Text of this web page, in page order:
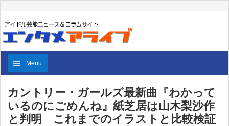
Menu
カントリー・ガールズ最新曲『わかって
いるのにごめんね』紙芝居は山木梨沙作
と判明 これまでのイラストと比較検証